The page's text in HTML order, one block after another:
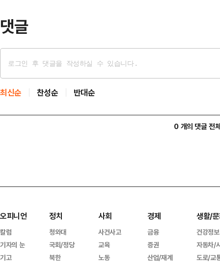
댓글
최신순 찬성순 반대순
0 개의 댓글 전
오피니언
칼럼
기자의 눈
기고
정치
청와대
국회/정당
북한
사회
사건사고
교육
노동
경제
금융
증권
산업/재계
생활/
건강정보
자동차/
도로/교